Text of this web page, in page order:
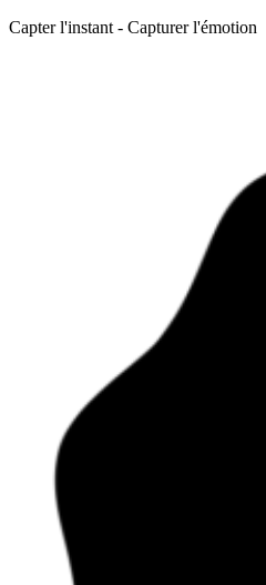
Capter l'instant - Capturer l'émotion